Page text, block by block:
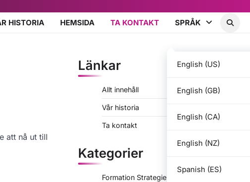
HISTORIA HEMSIDA TA KONTAKT SPRÅK
English (US)
English (GB)
English (CA)
English (NZ)
Spanish (ES)
att nå ut till
Länkar
Allt innehåll
Vår historia
Ta kontakt
Kategorier
Formation Strategier för 3-2-2-3